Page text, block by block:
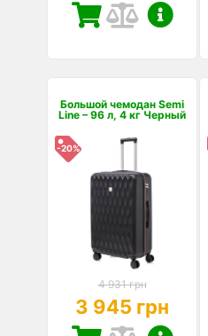
Большой чемодан Semi
Line – 96 л, 4 кг Черный
-20%
4 931 грн
3 945 грн